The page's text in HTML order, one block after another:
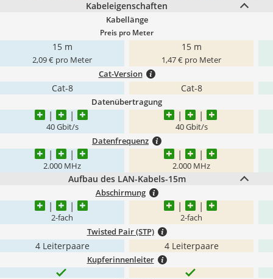
Kabeleigenschaften
Kabellänge
Preis pro Meter
15 m
2,09 € pro Meter
15 m
1,47 € pro Meter
Cat-Version
Cat-8 Cat-8
Datenübertragung
40 Gbit/s 40 Gbit/s
Datenfrequenz
2.000 MHz 2.000 MHz
Aufbau des LAN-Kabels-15m
Abschirmung
2-fach 2-fach
Twisted Pair (STP)
4 Leiterpaare 4 Leiterpaare
Kupferinnenleiter